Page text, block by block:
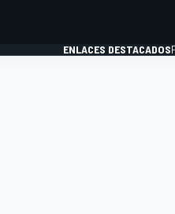
ENLACES DESTACADOS